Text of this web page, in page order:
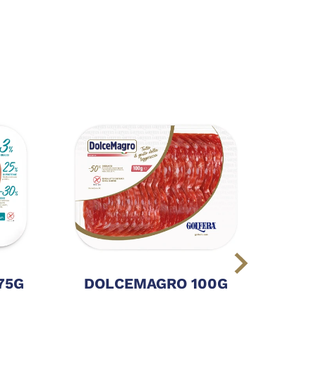
DOLCEMAGRO 100G